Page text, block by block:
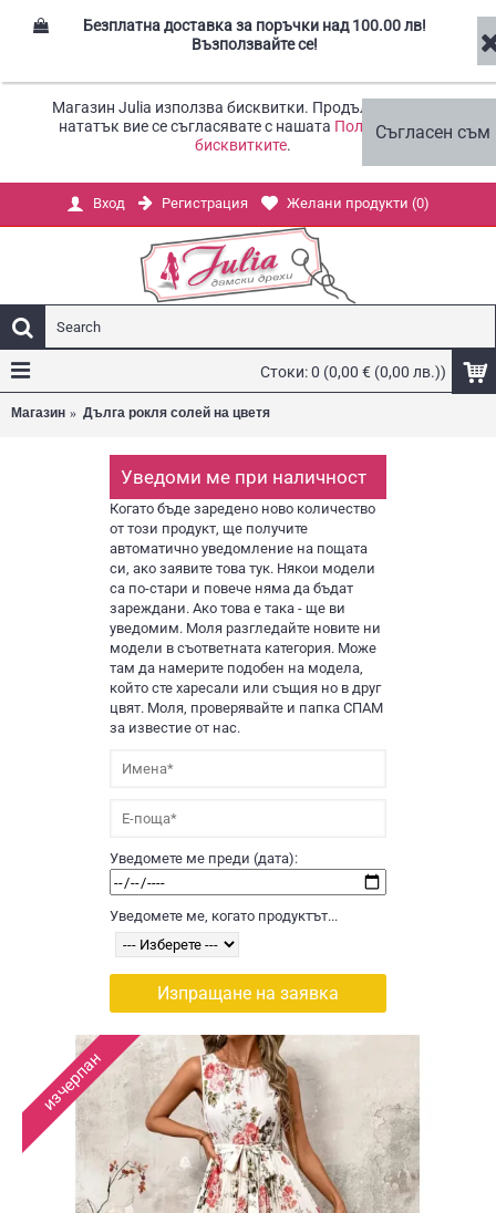
Безплатна доставка за поръчки над 100.00 лв!
Възползвайте се!
Магазин Julia използва бисквитки. Продължавайки
нататък вие се съгласявате с нашата Политика за
бисквитките.
Съгласен съм
Вход Регистрация Желани продукти (0)
Стоки: 0 (0,00 € (0,00 лв.))
Магазин Дълга рокля солей на цветя
Уведоми ме при наличност
Когато бъде заредено ново количество
от този продукт, ще получите
автоматично уведомление на пощата
си, ако заявите това тук. Някои модели
са по-стари и повече няма да бъдат
зареждани. Ако това е така - ще ви
уведомим. Моля разгледайте новите ни
модели в съответната категория. Може
там да намерите подобен на модела,
който сте харесали или същия но в друг
цвят. Моля, проверявайте и папка СПАМ
за известие от нас.
Уведомете ме преди (дата):
Уведомете ме, когато продуктът...
Изпращане на заявка
изчерпан